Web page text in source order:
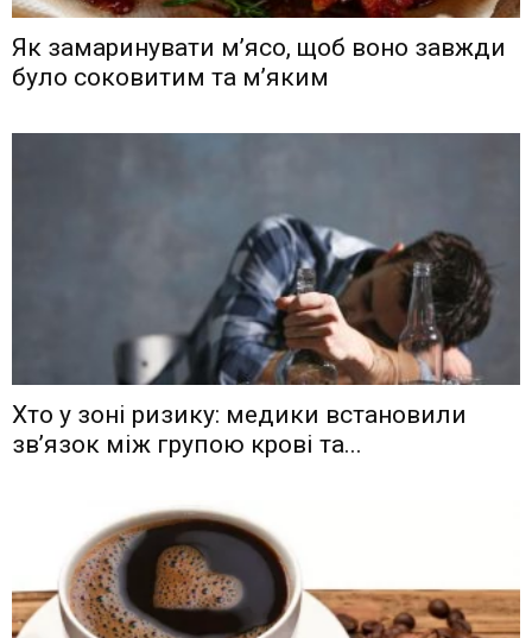
Як замаринувати м’ясо, щоб воно завжди
було соковитим та м’яким
Хто у зоні ризику: медики встановили
зв’язок між групою крові та...